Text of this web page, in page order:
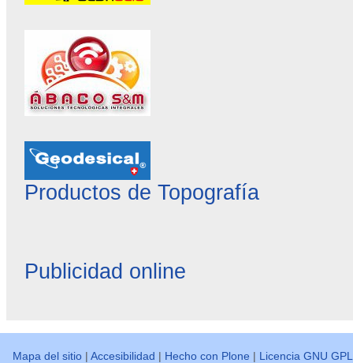
Productos de Topografía
Publicidad online
Mapa del sitio |Accesibilidad | Hecho con Plone | Licencia GNU GPL